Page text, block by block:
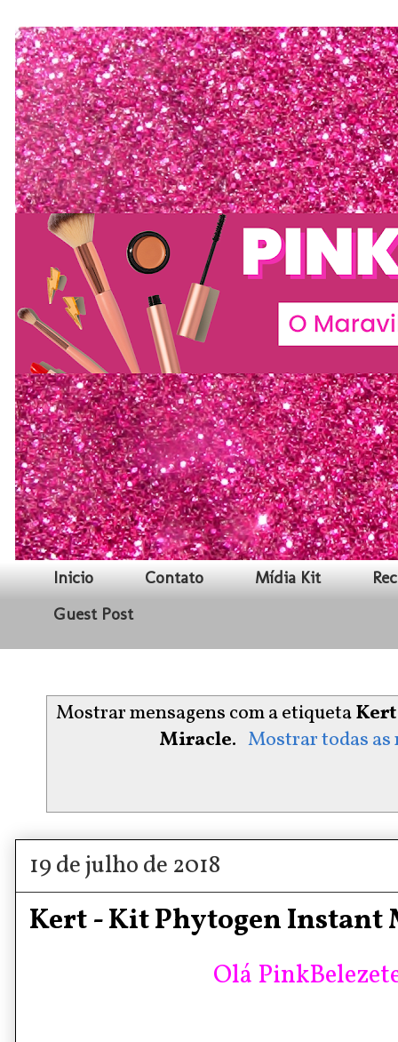
Inicio Contato Mídia Kit
Guest Post
Mostrar mensagens com a etiqueta
Miracle. Mostrar todas as
19 de julho de 2018
Kert - Kit Phytogen Instant
Olá